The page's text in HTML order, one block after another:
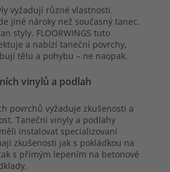
vyžadují různé vlastnosti.
jiné nároky než současný tanec,
styly. FLOORWINGS tuto
a nabízí taneční povrchy,
tělu a pohybu – ne naopak.
vinylů a podlah
povrchů vyžaduje zkušenosti a
Taneční vinyly a podlahy
měli instalovat specializovaní
zkušenosti jak s pokládkou na
s přímým lepením na betonové